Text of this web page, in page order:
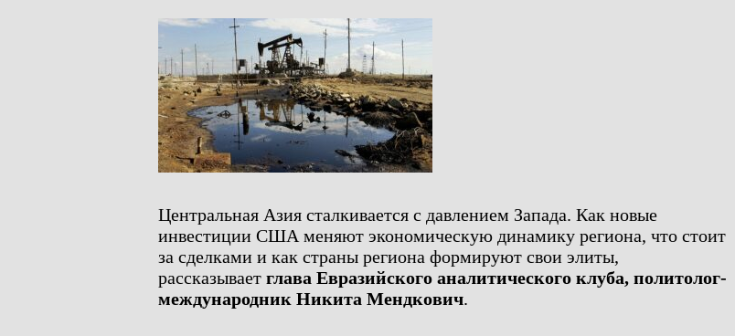
Центральная Азия сталкивается с давлением Запада. Как новые
инвестиции США меняют экономическую динамику региона, что стоит
за сделками и как страны региона формируют свои элиты,
рассказывает глава Евразийского аналитического клуба, политолог-
международник Никита Мендкович.